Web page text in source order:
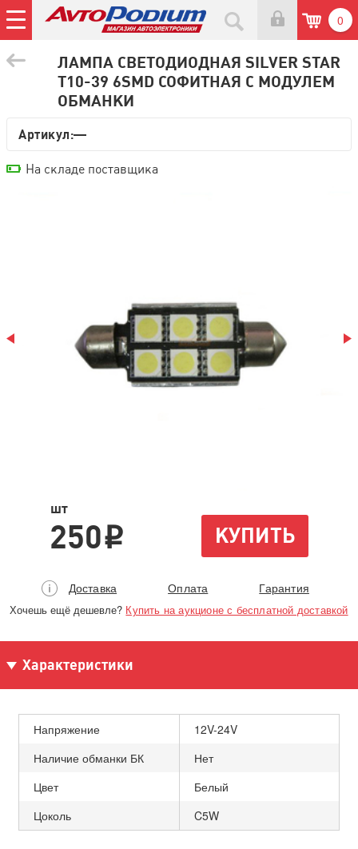
0
ЛАМПА СВЕТОДИОДНАЯ SILVER STAR
T10-39 6SMD СОФИТНАЯ С МОДУЛЕМ
ОБМАНКИ
Артикул:—
шт
250i КУПИТЬ
Доставка Оплата Гарантия
Хочешь ещё дешевле? Купить на аукционе с бесплатной доставкой
На складе поставщика
Характеристики
Напряжение
12V-24V
Наличие обманки БК
Нет
Цвет
Белый
Цоколь
C5W